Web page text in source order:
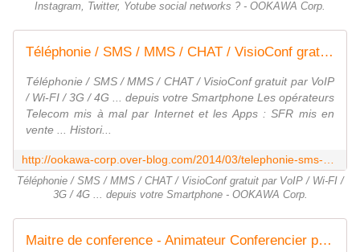
Instagram, Twitter, Yotube social networks ? - OOKAWA Corp.
Téléphonie / SMS / MMS / CHAT / VisioConf gratuit par VoIP / Wi-FI / 3G / 4G ... depuis votre Smartphone - OOKAWA Corp.
Téléphonie / SMS / MMS / CHAT / VisioConf gratuit par VoIP
/ Wi-FI / 3G / 4G ... depuis votre Smartphone Les opérateurs
Telecom mis à mal par Internet et les Apps : SFR mis en
vente ... Histori...
Téléphonie / SMS / MMS / CHAT / VisioConf gratuit par VoIP / Wi-FI /
3G / 4G ... depuis votre Smartphone - OOKAWA Corp.
Maitre de conference - Animateur Conferencier professionnel et d'excellence - Speaker : LION MEDIAS devoile son offre 2019 - OOKAWA Corp.